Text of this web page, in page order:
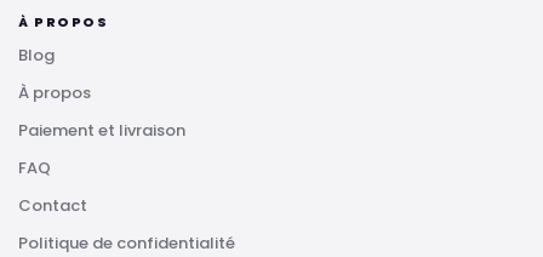
À PROPOS
Blog
À propos
Paiement et livraison
FAQ
Contact
Politique de confidentialité